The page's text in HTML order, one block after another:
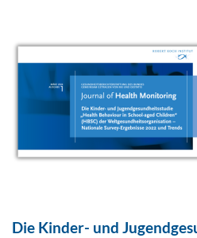
Die Kinder- und